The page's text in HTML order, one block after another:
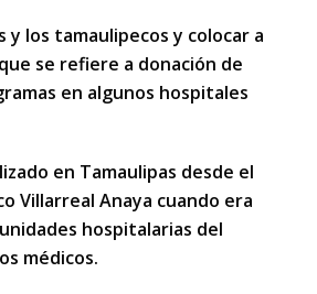
los tamaulipecos y colocar a
se refiere a donación de
en algunos hospitales
en Tamaulipas desde el
Villarreal Anaya cuando era
hospitalarias del
médicos.